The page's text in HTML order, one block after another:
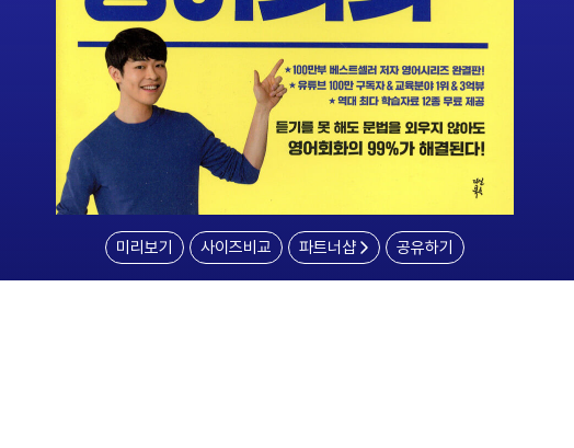
미리보기 사이즈비교 파트너샵 공유하기